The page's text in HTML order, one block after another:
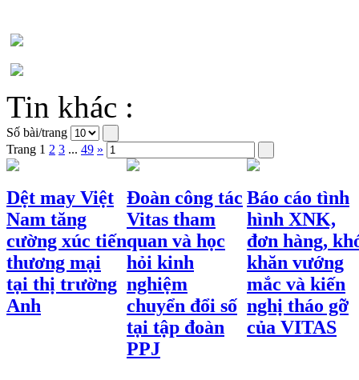
Tin khác :
Số bài/trang
Trang 1 2 3 ... 49 »
Dệt may Việt
Nam tăng
cường xúc tiến
thương mại
tại thị trường
Anh
Đoàn công tác
Vitas tham
quan và học
hỏi kinh
nghiệm
chuyển đổi số
tại tập đoàn
PPJ
Báo cáo tình
hình XNK,
đơn hàng,
khăn vướng
mắc và kiến
nghị tháo gỡ
của VITAS